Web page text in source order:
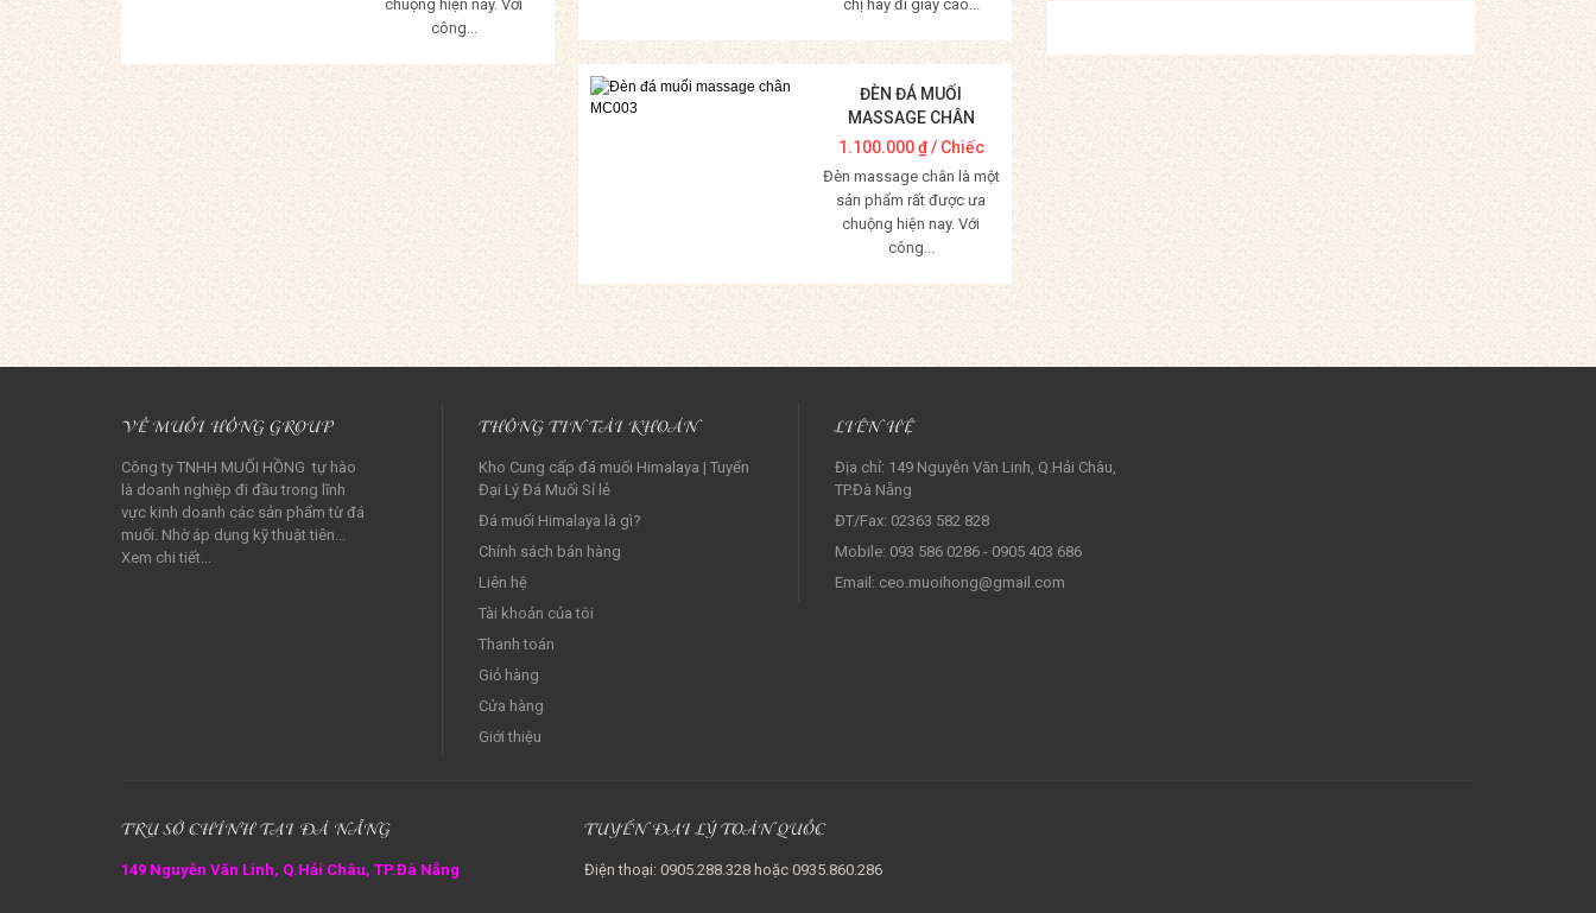
chuộng hiện nay. Với
công...
Mua Hàng
chị hay đi giày cao...
Mua Hàng
ĐÈN ĐÁ MUỐI
MASSAGE CHÂN
MC003
1.100.000₫/ Chiếc
Đèn massage chân là một
sản phẩm rất được ưa
chuộng hiện nay. Với
công...
VỀ MUỐI HỒNG GROUP
Công ty TNHH MUỐI HỒNG tự hào
là doanh nghiệp đi đầu trong lĩnh
vực kinh doanh các sản phẩm từ đá
muối. Nhờ áp dụng kỹ thuật tiên...
Xem chi tiết...
THÔNG TIN TÀI KHOẢN
Kho Cung cấp đá muối Himalaya | Tuyển
Đại Lý Đá Muối Sỉ lẻ‎
Đá muối Himalaya là gì?
Chính sách bán hàng
Liên hệ
Tài khoản của tôi
Thanh toán
Giỏ hàng
Cửa hàng
Giới thiệu
LIÊN HỆ
Địa chỉ: 149 Nguyễn Văn Linh, Q.Hải Châu,
TP.Đà Nẵng
ĐT/Fax: 02363 582 828
Mobile: 093 586 0286 - 0905 403 686
Email: ceo.muoihong@gmail.com
TRỤ SỞ CHÍNH TẠI ĐÀ NẴNG
149 Nguyễn Văn Linh, Q.Hải Châu, TP.Đà Nẵng
TUYỂN ĐẠI LÝ TOÀN QUỐC
Điện thoại: 0905.288.328 hoặc 0935.860.286